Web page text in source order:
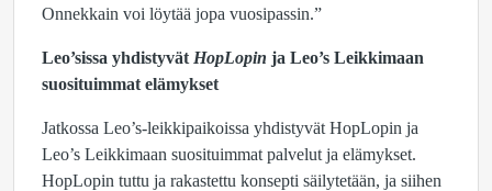
Onnekkain voi löytää jopa vuosipassin.”
Leo’sissa yhdistyvät HopLopin ja Leo’s Leikkimaan
suosituimmat elämykset
Jatkossa Leo’s-leikkipaikoissa yhdistyvät HopLopin ja
Leo’s Leikkimaan suosituimmat palvelut ja elämykset.
HopLopin tuttu ja rakastettu konsepti säilytetään, ja siihen